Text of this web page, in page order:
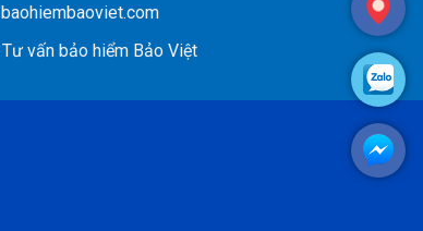
baohiembaoviet.com
Tư vấn bảo hiểm Bảo Việt